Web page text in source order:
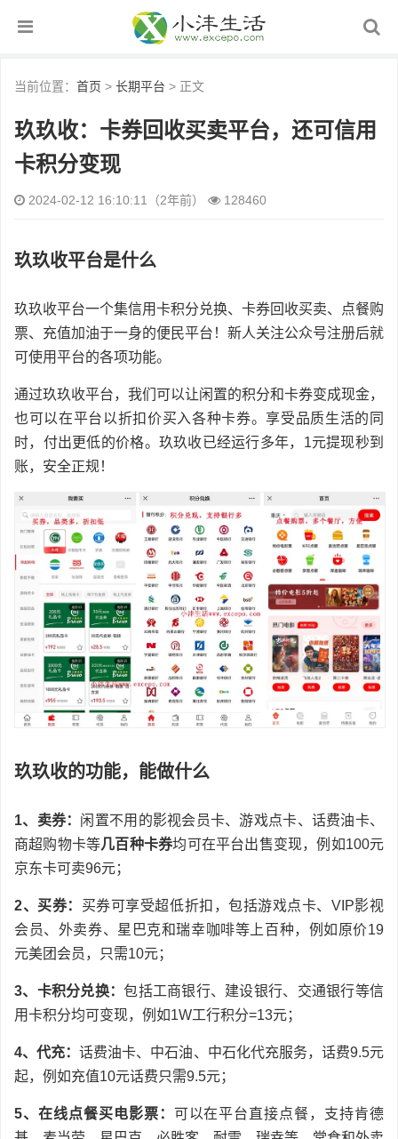
当前位置： 首页 > 长期平台 > 正文
玖玖收：卡券回收买卖平台，还可信用
卡积分变现
2024-02-12 16:10:11（2年前） 128460
玖玖收平台是什么
玖玖收平台一个集信用卡积分兑换、卡券回收买卖、点餐购
票、充值加油于一身的便民平台！新人关注公众号注册后就
可使用平台的各项功能。
通过玖玖收平台，我们可以让闲置的积分和卡券变成现金，
也可以在平台以折扣价买入各种卡券。享受品质生活的同
时，付出更低的价格。玖玖收已经运行多年，1元提现秒到
账，安全正规！
玖玖收的功能，能做什么
1、卖券： 闲置不用的影视会员卡、游戏点卡、话费油卡、
商超购物卡等几百种卡券均可在平台出售变现，例如100元
京东卡可卖96元；
2、买券： 买券可享受超低折扣，包括游戏点卡、VIP影视
会员、外卖券、星巴克和瑞幸咖啡等上百种，例如原价19
元美团会员，只需10元；
3、卡积分兑换：包括工商银行、建设银行、交通银行等信
用卡积分均可变现，例如1W工行积分=13元；
4、代充：话费油卡、中石油、中石化代充服务，话费9.5元
起，例如充值10元话费只需9.5元；
5、在线点餐买电影票： 可以在平台直接点餐，支持肯德